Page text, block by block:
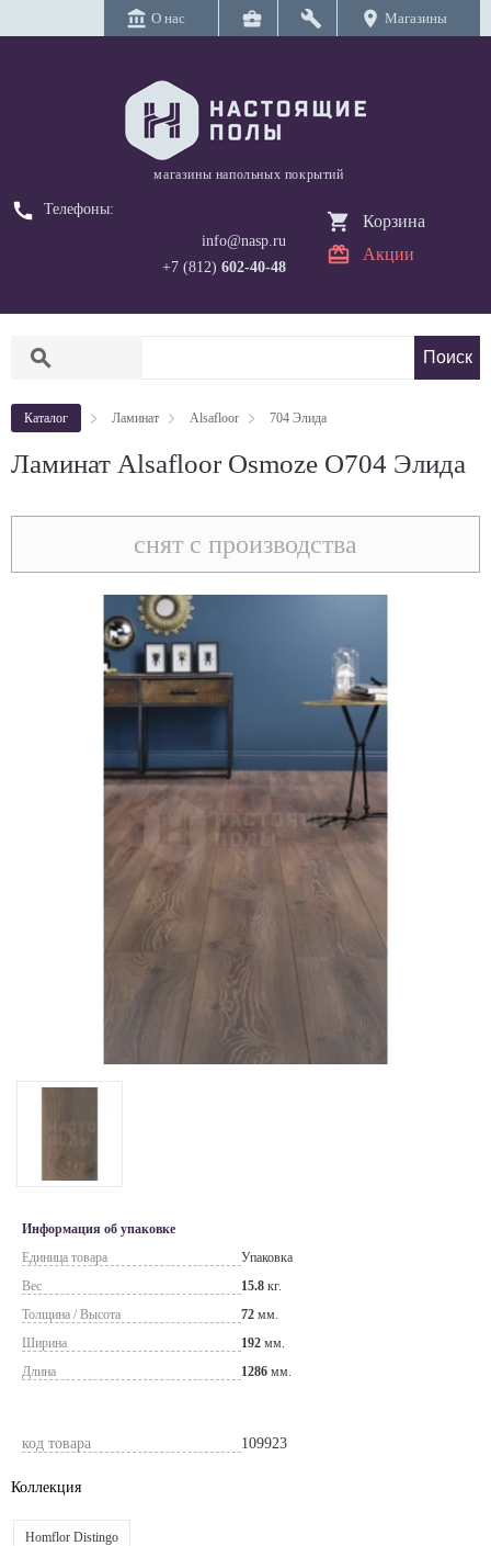
account_balance О нас business_center build location_on Магазины
магазины напольных покрытий
call
Телефоны:
info@nasp.ru
+7 (812) 602-40-48
Корзина
Акции
search
Каталог Ламинат Alsafloor 704 Элида
Ламинат Alsafloor Osmoze O704 Элида
снят с производства
Информация об упаковке
Единица товара
Упаковка
Вес
15.8 кг.
Толщина / Высота
72 мм.
Ширина
192 мм.
Длина
1286 мм.
код товара 109923
Коллекция
Homflor Distingo